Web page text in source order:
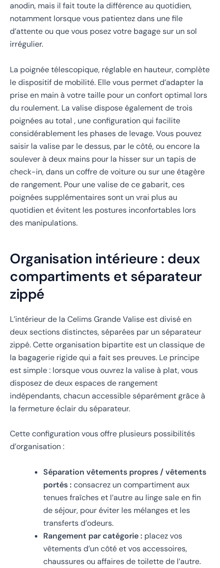
anodin, mais il fait toute la différence au quotidien,
notamment lorsque vous patientez dans une file
d’attente ou que vous posez votre bagage sur un sol
irrégulier.
La poignée télescopique, réglable en hauteur, complète
le dispositif de mobilité. Elle vous permet d’adapter la
prise en main à votre taille pour un confort optimal lors
du roulement. La valise dispose également de trois
poignées au total , une configuration qui facilite
considérablement les phases de levage. Vous pouvez
saisir la valise par le dessus, par le côté, ou encore la
soulever à deux mains pour la hisser sur un tapis de
check-in, dans un coffre de voiture ou sur une étagère
de rangement. Pour une valise de ce gabarit, ces
poignées supplémentaires sont un vrai plus au
quotidien et évitent les postures inconfortables lors
des manipulations.
Organisation intérieure : deux
compartiments et séparateur
zippé
L’intérieur de la Celims Grande Valise est divisé en
deux sections distinctes, séparées par un séparateur
zippé. Cette organisation bipartite est un classique de
la bagagerie rigide qui a fait ses preuves. Le principe
est simple : lorsque vous ouvrez la valise à plat, vous
disposez de deux espaces de rangement
indépendants, chacun accessible séparément grâce à
la fermeture éclair du séparateur.
Cette configuration vous offre plusieurs possibilités
d’organisation :
Séparation vêtements propres / vêtements
portés : consacrez un compartiment aux
tenues fraîches et l’autre au linge sale en fin
de séjour, pour éviter les mélanges et les
transferts d’odeurs.
Rangement par catégorie : placez vos
vêtements d’un côté et vos accessoires,
chaussures ou affaires de toilette de l’autre.